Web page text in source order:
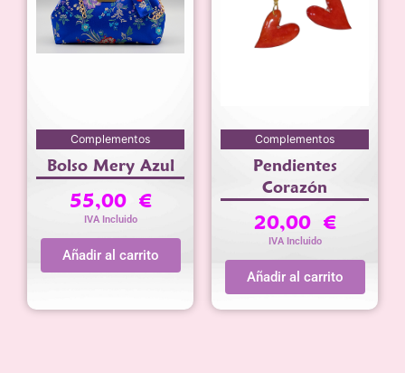
Complementos
Bolso Mery Azul
55,00 €
IVA Incluido
Añadir al carrito
Complementos
Pendientes
Corazón
20,00 €
IVA Incluido
Añadir al carrito